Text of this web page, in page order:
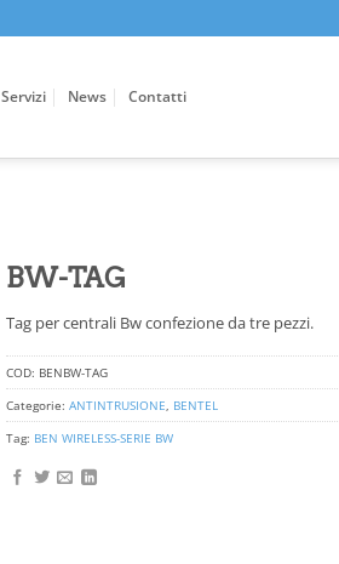
Servizi News Contatti
BW-TAG
Tag per centrali Bw confezione da tre pezzi.
COD: BENBW-TAG
Categorie: ANTINTRUSIONE BENTEL
Tag: BEN WIRELESS-SERIE BW